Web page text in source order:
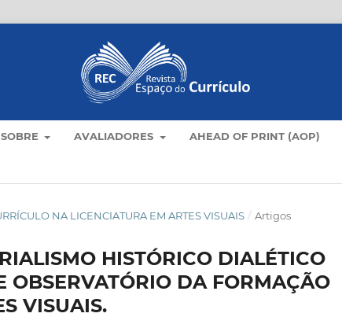
SOBRE AVALIADORES AHEAD OF PRINT (AOP)
NA LICENCIATURA EM ARTES VISUAIS / Artigos
HISTÓRICO DIALÉTICO
OBSERVATÓRIO DA FORMAÇÃO
VISUAIS.